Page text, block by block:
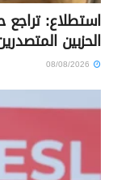
استطلاع: تراجع
الحزبين المتصدرين